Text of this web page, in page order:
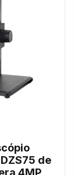
de
4MP